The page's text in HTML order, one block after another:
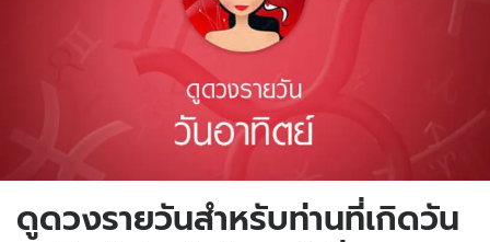
ดูดวงรายวันสำหรับท่านที่เกิดวัน